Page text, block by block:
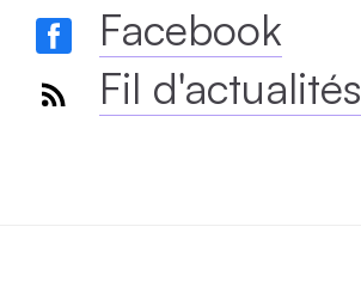
Facebook
Fil d'actualités